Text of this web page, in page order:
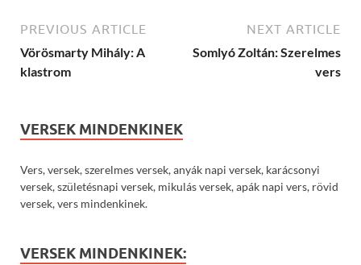
PREVIOUS ARTICLE
Vörösmarty Mihály: A
klastrom
NEXT ARTICLE
Somlyó Zoltán: Szerelmes
vers
VERSEK MINDENKINEK
Vers, versek, szerelmes versek, anyák napi versek, karácsonyi
versek, születésnapi versek, mikulás versek, apák napi vers, rövid
versek, vers mindenkinek.
VERSEK MINDENKINEK: